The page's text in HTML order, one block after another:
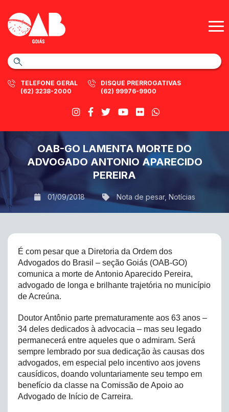
TELEFONE GERAL
(62) 3238-2000
DISQUE PRERROGATIVAS
(62) 99976-9900
OAB-GO LAMENTA MORTE DO
ADVOGADO ANTONIO APARECIDO
PEREIRA
01/09/2018 Nota de pesar, Notícias
É com pesar que a Diretoria da Ordem dos
Advogados do Brasil – seção Goiás (OAB-GO)
comunica a morte de Antonio Aparecido Pereira,
advogado de longa e brilhante trajetória no município
de Acreúna.
Doutor Antônio parte prematuramente aos 63 anos –
34 deles dedicados à advocacia – mas seu legado
permanecerá entre aqueles que o admiram. Será
sempre lembrado por sua dedicação às causas dos
advogados, em especial pelo incentivo aos jovens
causídicos, doando voluntariamente seu tempo em
benefício da classe na Comissão de Apoio ao
Advogado de Início de Carreira.